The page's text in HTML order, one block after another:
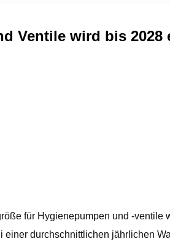
Ventile wird bis
für Hygienepumpen und -
durchschnittlichen jährlichen